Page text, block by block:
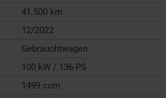
41.500 km
12/2022
Gebrauchtwagen
100 kW / 136 PS
1499 ccm